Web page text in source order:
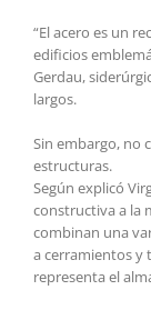
“El acero es un
edificios
Gerdau,
largos.
Sin embargo, no
estructuras.
Según explicó
constructiva a la
combinan una
a cerramientos y
representa el